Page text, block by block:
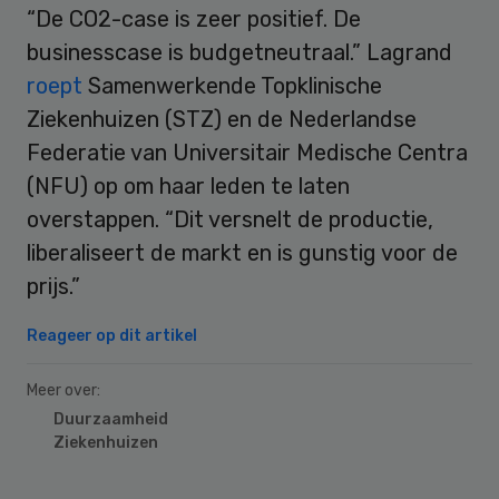
“De CO2-case is zeer positief. De
businesscase is budgetneutraal.” Lagrand
roept Samenwerkende Topklinische
Ziekenhuizen (STZ) en de Nederlandse
Federatie van Universitair Medische Centra
(NFU) op om haar leden te laten
overstappen. “Dit versnelt de productie,
liberaliseert de markt en is gunstig voor de
prijs.”
Reageer op dit artikel
Meer over:
Duurzaamheid
Ziekenhuizen